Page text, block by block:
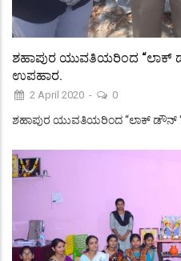
ಶಹಾಪುರ ಯುವತಿಯರಿಂದ “ಲಾಕ್
ಉಪಹಾರ.
2 April 2020 - 0
ಶಹಾಪುರ ಯುವತಿಯರಿಂದ “ಲಾಕ್ ಡೌನ್